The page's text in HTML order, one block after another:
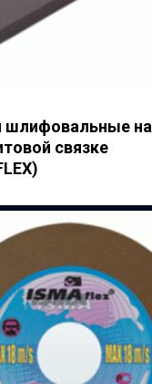
шлифовальные на
связке